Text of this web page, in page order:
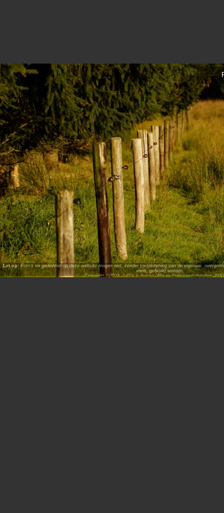
Let op: Foto's en gedichten op deze website mogen niet, zonder toestemming van de eigenaar,
vorm, gebruikt worden.
Copyright ©2023,ArPat Software. Alle rechten voorbehouden.